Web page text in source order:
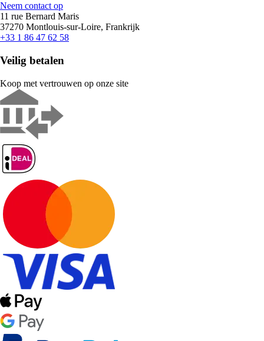
Neem contact op
11 rue Bernard Maris
37270 Montlouis-sur-Loire, Frankrijk
+33 1 86 47 62 58
Veilig betalen
Koop met vertrouwen op onze site